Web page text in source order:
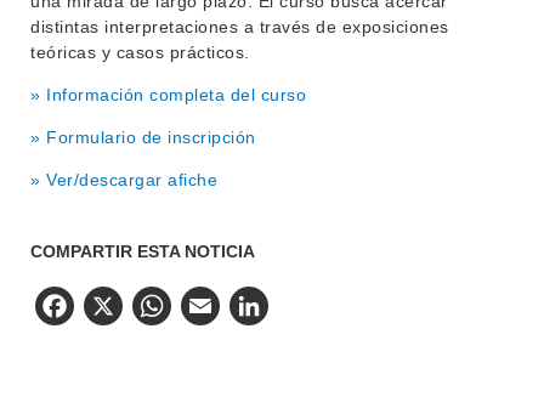
distintas interpretaciones a través de exposiciones
teóricas y casos prácticos.
» Información completa del curso
» Formulario de inscripción
» Ver/descargar afiche
COMPARTIR ESTA NOTICIA
Facebook
X WhatsApp
Email